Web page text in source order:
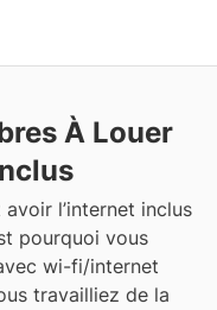
À Louer
l’internet inclus
pourquoi vous
wi-fi/internet
travailliez de la